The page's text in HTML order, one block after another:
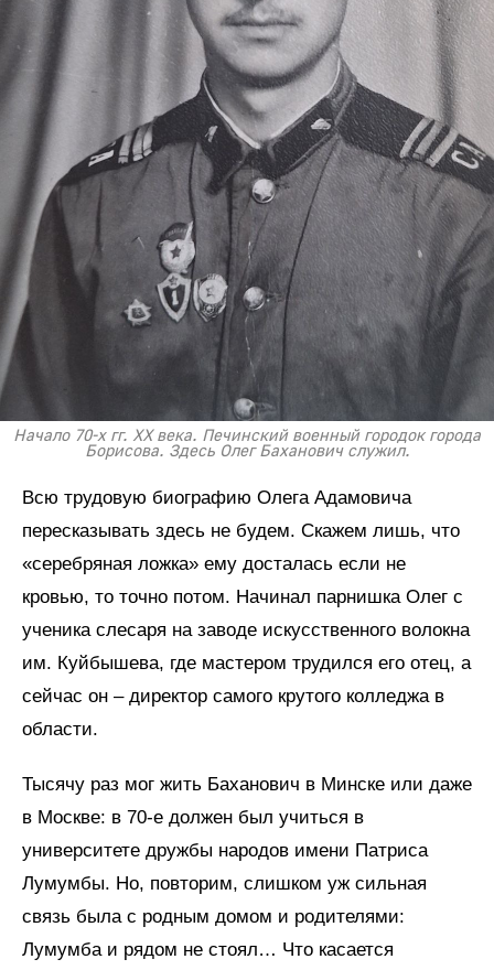
Начало 70-х гг. XX века. Печинский военный городок города
Борисова. Здесь Олег Баханович служил.
Всю трудовую биографию Олега Адамовича
пересказывать здесь не будем. Скажем лишь, что
«серебряная ложка» ему досталась если не
кровью, то точно потом. Начинал парнишка Олег с
ученика слесаря на заводе искусственного волокна
им. Куйбышева, где мастером трудился его отец, а
сейчас он – директор самого крутого колледжа в
области.
Тысячу раз мог жить Баханович в Минске или даже
в Москве: в 70-е должен был учиться в
университете дружбы народов имени Патриса
Лумумбы. Но, повторим, слишком уж сильная
связь была с родным домом и родителями:
Лумумба и рядом не стоял… Что касается